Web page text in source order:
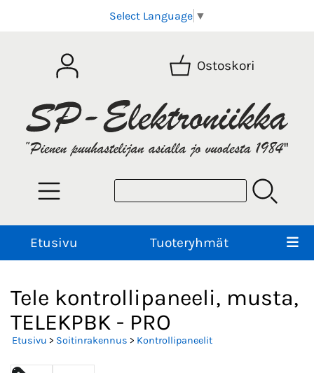
Select Language ▼
Ostoskori
Etusivu Tuoteryhmät
Tele kontrollipaneeli, musta,
TELEKPBK - PRO
Etusivu > Soitinrakennus > Kontrollipaneelit